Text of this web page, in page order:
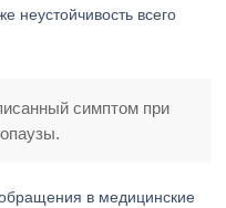
неустойчивость всего
симптом при
в медицинские